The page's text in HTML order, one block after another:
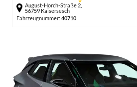
August-Horch-Straße 2,
56759 Kaisersesch
Fahrzeugnummer: 40710